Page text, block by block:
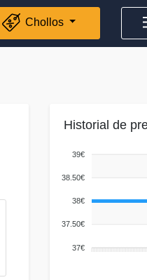
Chollos
Historial de
39€
38.50€
38€
37.50€
37€